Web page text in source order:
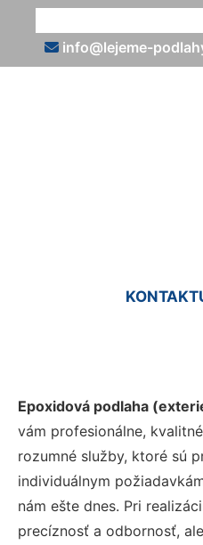
info@lejeme-
Epoxidová podlaha
vám profesionálne,
rozumné služby, ktoré sú
individuálnym
nám ešte dnes. Pri
precíznosť a odbornosť,